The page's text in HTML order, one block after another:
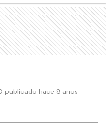
publicado hace 8 años